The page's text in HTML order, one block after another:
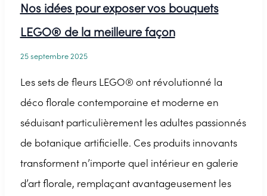
Nos idées pour exposer vos bouquets
LEGO® de la meilleure façon
25 septembre 2025
Les sets de fleurs LEGO® ont révolutionné la
déco florale contemporaine et moderne en
séduisant particulièrement les adultes passionnés
de botanique artificielle. Ces produits innovants
transforment n’importe quel intérieur en galerie
d’art florale, remplaçant avantageusement les